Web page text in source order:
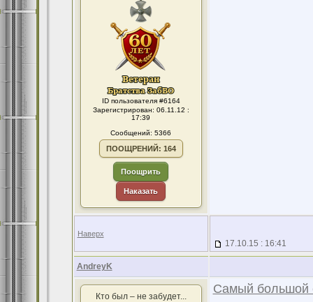
ID пользователя #6164
Зарегистрирован: 06.11.12 :
17:39
Сообщений: 5366
ПООЩРЕНИЙ: 164
Поощрить
Наказать
Наверх
17.10.15 : 16:41
AndreyK
Кто был – не забудет...
Самый большой